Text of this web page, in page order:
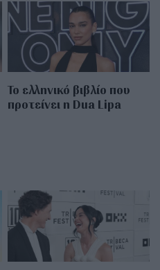
Το ελληνικό βιβλίο που
προτείνει η Dua Lipa